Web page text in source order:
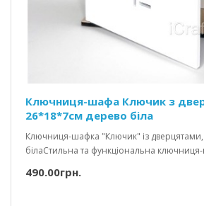
Ключниця-шафа Ключик з
26*18*7см дерево біла
Ключниця-шафка "Ключик" із
білаСтильна та функціональна
490.00грн.